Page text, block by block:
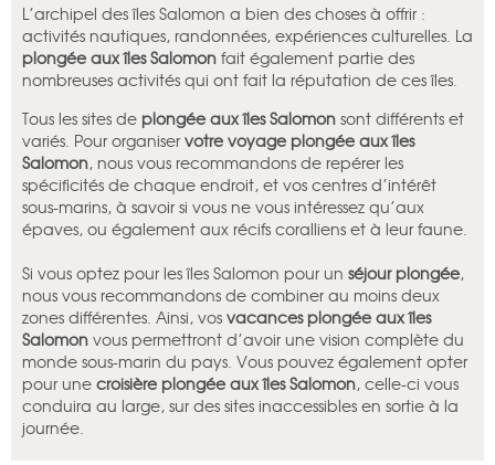
L’archipel des îles Salomon a bien des choses à offrir :
activités nautiques, randonnées, expériences culturelles. La
plongée aux îles Salomon fait également partie des
nombreuses activités qui ont fait la réputation de ces îles.
Tous les sites de plongée aux îles Salomon sont différents et
variés. Pour organiser votre voyage plongée aux îles
Salomon, nous vous recommandons de repérer les
spécificités de chaque endroit, et vos centres d’intérêt
sous-marins, à savoir si vous ne vous intéressez qu’aux
épaves, ou également aux récifs coralliens et à leur faune.
Si vous optez pour les îles Salomon pour un séjour plongée,
nous vous recommandons de combiner au moins deux
zones différentes. Ainsi, vos vacances plongée aux îles
Salomon vous permettront d’avoir une vision complète du
monde sous-marin du pays. Vous pouvez également opter
pour une croisière plongée aux îles Salomon, celle-ci vous
conduira au large, sur des sites inaccessibles en sortie à la
journée.